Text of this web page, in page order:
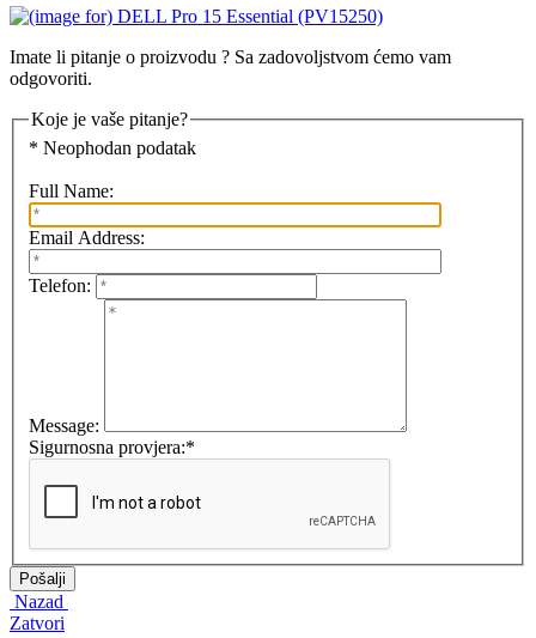
Imate li pitanje o proizvodu ? Sa zadovoljstvom ćemo vam
odgovoriti.
Koje je vaše pitanje?
* Neophodan podatak
Full Name:
Email Address:
Telefon:
Message:
Sigurnosna provjera:*
Nazad
Zatvori